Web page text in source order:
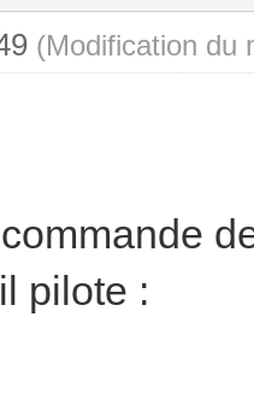
(Modification du
pilote :